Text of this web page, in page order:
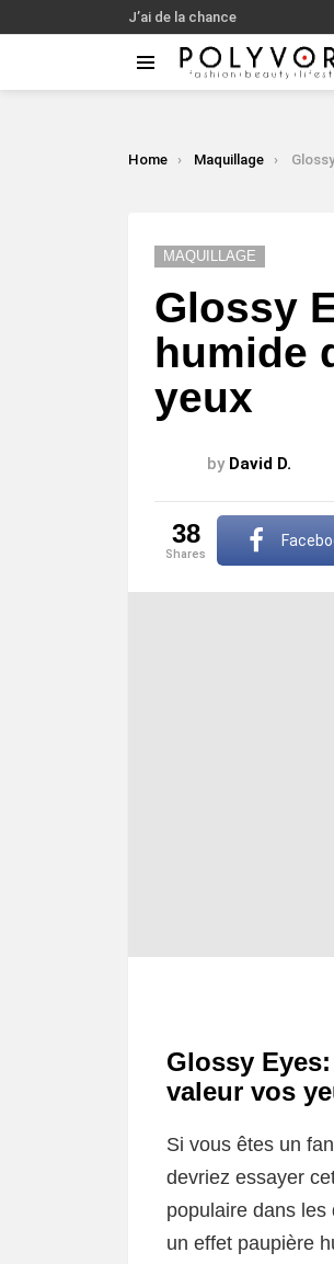
J’ai de la chance
You are here:
Home Maquillage Glossy
MAQUILLAGE
Glossy
humide
yeux
by David D.
38
shares
Glossy
valeur vos
Si vous êtes un
devriez essayer
populaire dans
un effet paupière